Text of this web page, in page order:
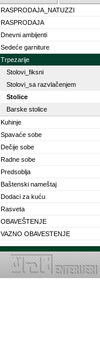
RASPRODAJA_NATUZZI
RASPRODAJA
Dnevni ambijenti
Sedeće garniture
Trpezarije
Stolovi_fiksni
Stolovi_sa razvlačenjem
Stolice
Barske stolice
Kuhinje
Spavaće sobe
Dečije sobe
Radne sobe
Predsoblja
Baštenski nameštaj
Dodaci za kuću
Rasveta
OBAVEŠTENJE
VAZNO OBAVESTENJE